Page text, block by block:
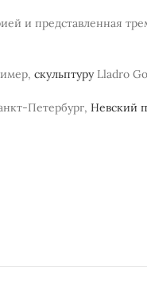
и представленная
скульптуруLladro
Петербург, Невский